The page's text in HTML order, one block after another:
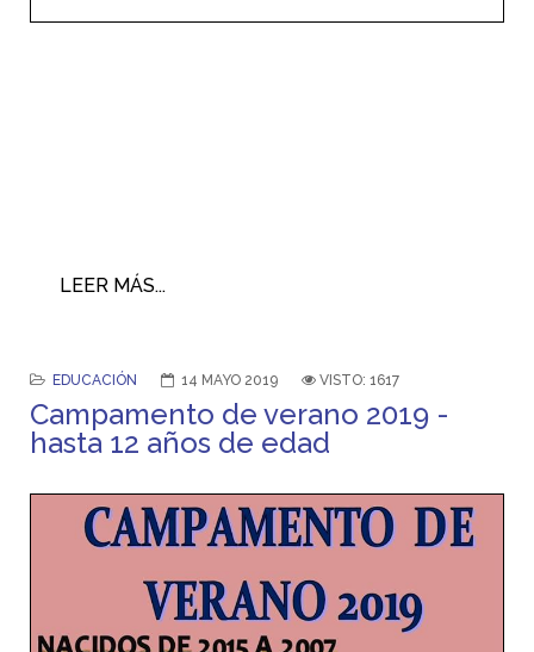
LEER MÁS...
EDUCACIÓN 14 MAYO 2019 VISTO: 1617
Campamento de verano 2019 -
hasta 12 años de edad